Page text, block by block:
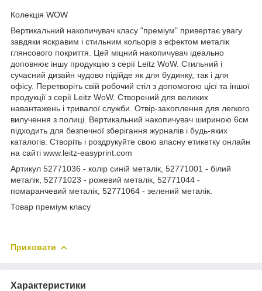
Колекція WOW
Вертикальний накопичувач класу "преміум" привертає увагу
завдяки яскравим і стильним кольорів з ефектом металік
глянсового покриття. Цей міцний накопичувач ідеально
доповнює іншу продукцію з серії Leitz WoW. Стильний і
сучасний дизайн чудово підійде як для будинку, так і для
офісу. Перетворіть свій робочий стіл з допомогою цієї та іншої
продукції з серії Leitz WoW. Створений для великих
навантажень і тривалої служби. Отвір-захоплення для легкого
вилучення з полиці. Вертикальний накопичувач шириною 6см
підходить для безпечної зберігання журналів і будь-яких
каталогів. Створіть і роздрукуйте свою власну етикетку онлайн
на сайті www.leitz-easyprint.com
Артикул 52771036 - колір синій металік, 52771001 - білий
металік, 52771023 - рожевий металік, 52771044 -
помаранчевий металік, 52771064 - зелений металік.
Товар преміум класу
Приховати
Характеристики